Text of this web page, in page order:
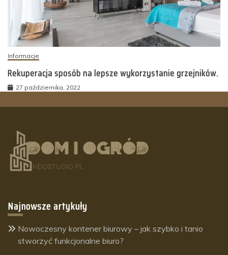
Informacje
Rekuperacja sposób na lepsze wykorzystanie grzejników.
27 października, 2022
Najnowsze artykuły
Nowoczesny kontener biurowy – jak szybko i tanio
stworzyć funkcjonalne biuro?